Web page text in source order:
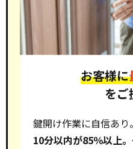
お客様に
をご
鍵開け作業に自信あり。
10分以内が85％以上